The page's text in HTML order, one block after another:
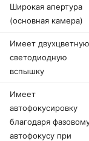
Широкая апертура
(основная камера)
Имеет двухцветную
светодиодную
вспышку
Имеет
автофокусировку
благодаря
автофокусу при